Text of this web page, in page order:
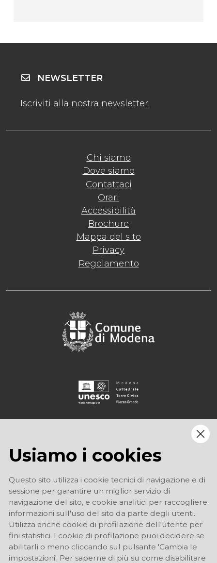
Chi siamo
Dove siamo
Contattaci
Orari
Accessibilità
Brochure
Mappa del sito
Privacy
Regolamento
NEWSLETTER
Iscriviti alla nostra newsletter
Usiamo i cookies
Questo sito utilizza i cookie tecnici di navigazione e di
sessione per garantire un miglior servizio di
navigazione del sito, e cookie analitici per raccogliere
informazioni sull'uso del sito da parte degli utenti.
Utilizza anche cookie di profilazione dell'utente per
fini statistici. I cookie di profilazione puoi decidere se
abilitarli o meno cliccando sul pulsante 'Cambia le
impostazioni'. Per saperne di più su come disabilitare